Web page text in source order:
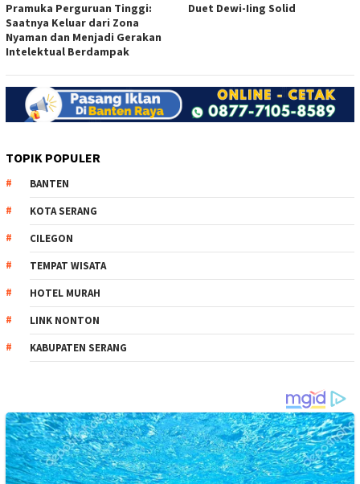
Pramuka Perguruan Tinggi:
Saatnya Keluar dari Zona
Nyaman dan Menjadi Gerakan
Intelektual Berdampak
Duet Dewi-Iing Solid
TOPIK POPULER
BANTEN
KOTA SERANG
CILEGON
TEMPAT WISATA
HOTEL MURAH
LINK NONTON
KABUPATEN SERANG